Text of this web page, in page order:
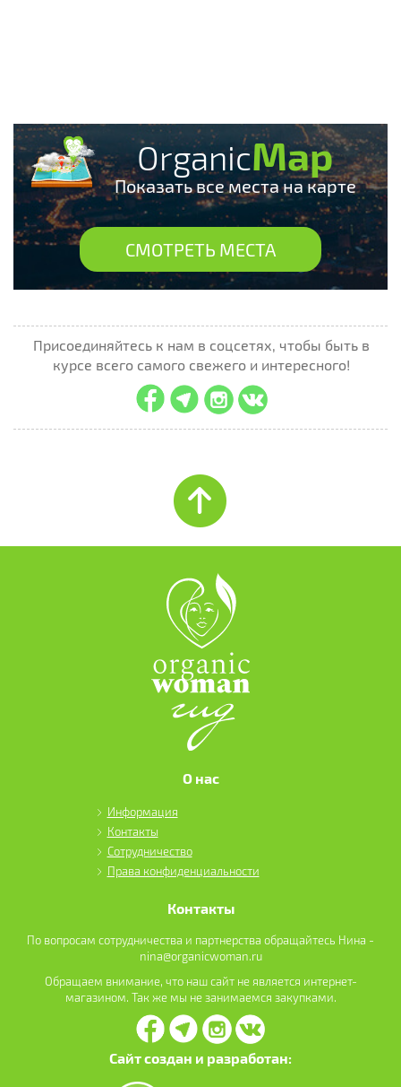
OrganicMap
Показать все места на карте
СМОТРЕТЬ МЕСТА
Присоединяйтесь к нам в соцсетях, чтобы быть в
курсе всего самого свежего и интересного!
О нас
Информация
Контакты
Сотрудничество
Права конфиденциальности
Контакты
По вопросам сотрудничества и партнерства обращайтесь Нина -
nina@organicwoman.ru
Обращаем внимание, что наш сайт не является интернет-
магазином. Так же мы не занимаемся закупками.
Сайт создан и разработан: